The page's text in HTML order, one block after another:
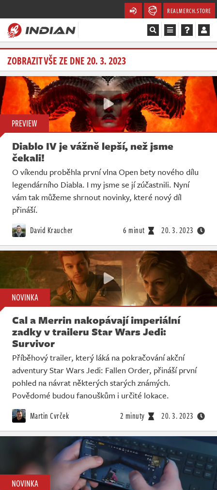
REALMERCH.STORE
Magazín
Recenze
Videa
Soutěže
Databáze
Komunita
Redakce
Živě
ZOBRAZIT VŠE ZE DNE 20. 3. 2023
PREVIEW
Diablo IV je vážně lepší, než jsme
čekali!
O víkendu proběhla první vlna Open bety nového dílu
legendárního Diabla. I my jsme se jí zúčastnili. Nyní
vám tak můžeme shrnout novinky, které nový díl
přináší.
David Kraucher 6 minut 20. 3. 2023
NOVINKA
Cal a Merrin nakopávají imperiální
zadky v traileru Star Wars Jedi:
Survivor
Příběhový trailer, který láká na pokračování akční
adventury Star Wars Jedi: Fallen Order, přináší první
pohled na návrat některých starých známých.
Povědomé budou fanouškům i určité lokace.
Martin Cvrček 2 minuty 20. 3. 2023
NOVINKA